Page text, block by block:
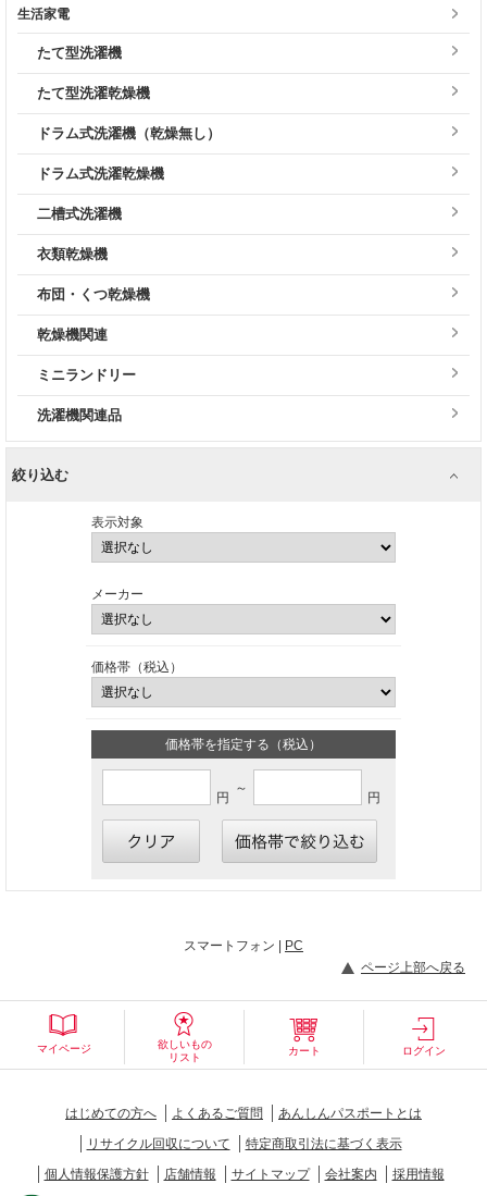
生活家電
たて型洗濯機
たて型洗濯乾燥機
ドラム式洗濯機（乾燥無し）
ドラム式洗濯乾燥機
二槽式洗濯機
衣類乾燥機
布団・くつ乾燥機
乾燥機関連
ミニランドリー
洗濯機関連品
絞り込む
表示対象
メーカー
価格帯（税込）
価格帯を指定する（税込）
円
～
円
スマートフォン |
PC
ページ上部へ戻る
マイページ
欲しいもの
リスト
カート ログイン
はじめての方へ よくあるご質問
あんしんパスポートとは
リサイクル回収について
特定商取引法に基づく表示
個人情報保護方針
店舗情報 サイトマップ 会社案内 採用情報